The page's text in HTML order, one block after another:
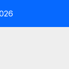
2026